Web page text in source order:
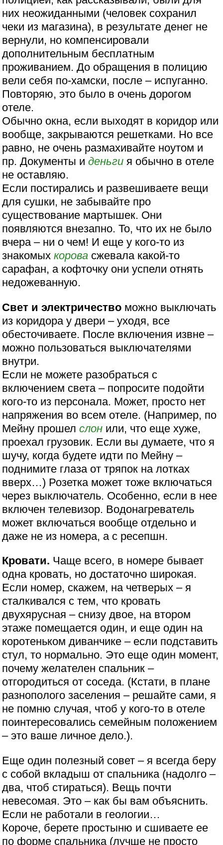
них неожиданными (человек сохранил
чеки из магазина), в результате денег не
вернули, но компенсировали
дополнительным бесплатным
проживанием. До обращения в полицию
вели себя по-хамски, после – испуганно.
Повторяю, это было в очень дорогом
отеле.
Обычно окна, если выходят в коридор или
вообще, закрываются решетками. Но все
равно, не очень размахивайте ноутом и
пр. Документы иденьги я обычно в отеле
не оставляю.
Если постирались и развешиваете вещи
для сушки, не забывайте про
существование мартышек. Они
появляются внезапно. То, что их не было
вчера – ни о чем! И еще у кого-то из
знакомыхкорова сжевала какой-то
сарафан, а кофточку они успели отнять
недожеванную.
Свет и электричество можно выключать
из коридора у двери – уходя, все
обесточиваете. После включения извне –
можно пользоваться выключателями
внутри.
Если не можете разобраться с
включением света – попросите подойти
кого-то из персонала. Может, просто нет
напряжения во всем отеле. (Например, по
Мейну прошелслон или, что еще хуже,
проехал грузовик. Если вы думаете, что я
шучу, когда будете идти по Мейну –
поднимите глаза от тряпок на лотках
вверх…) Розетка может тоже включаться
через выключатель. Особенно, если в нее
включен телевизор. Водонагреватель
может включаться вообще отдельно и
даже не из номера, а с ресепшн.
Кровати. Чаще всего, в номере бывает
одна кровать, но достаточно широкая.
Если номер, скажем, на четверых – я
сталкивался с тем, что кровать
двухярусная – снизу двое, на втором
этаже помещается один, и еще один на
коротеньком диванчике – если подставить
стул, то нормально. Это еще один момент,
почему желателен спальник –
отгородиться от соседа. (Кстати, в плане
разнополого заселения – решайте сами, я
не помню случая, чтоб у кого-то в отеле
поинтересовались семейным положением
– это ваше личное дело.).
Еще один полезный совет – я всегда беру
с собой вкладыш от спальника (надолго –
два, чтоб стираться). Вещь почти
невесомая. Это – как бы вам объяснить.
Если не работали в геологии…
Короче, берете простыню и сшиваете ее
по форме спальника (лучше не просто